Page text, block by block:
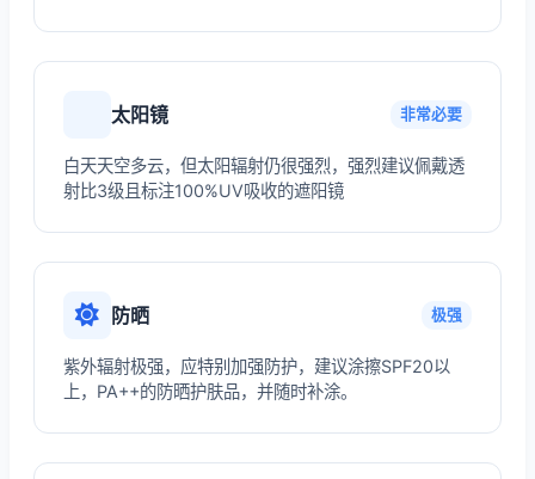
太阳镜 非常必要
白天天空多云，但太阳辐射仍很强烈，强烈建议佩戴透
射比3级且标注100%UV吸收的遮阳镜
防晒 极强
紫外辐射极强，应特别加强防护，建议涂擦SPF20以
上，PA++的防晒护肤品，并随时补涂。